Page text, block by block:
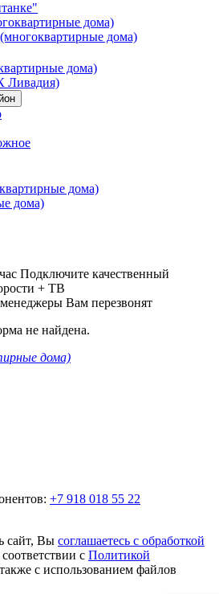
дома)
дома)
дома)
Ливадия)
дома)
дома)
Подключите качественный
+ ТВ
Вам перезвонят
не найдена.
дома)
+7 918 018 55 22
сайт, Вы соглашаетесь с обработкой
с Политикой
с использованием файлов